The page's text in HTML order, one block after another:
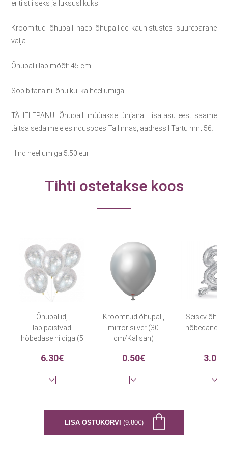
eriti stiilseks ja luksuslikuks.
Kroomitud õhupall näeb õhupallide kaunistustes suurepärane
välja.
Õhupalli läbimõõt: 45 cm.
Sobib täita nii õhu kui ka heeliumiga.
TÄHELEPANU! Õhupalli müüakse tühjana. Lisatasu eest saame
täitsa seda meie esinduspoes Tallinnas, aadressil Tartu mnt 56.
Hind heeliumiga 5.50 eur
Tihti ostetakse koos
Õhupallid,
läbipaistvad
hõbedase niidiga (5
6.30€
Kroomitud õhupall,
mirror silver (30
cm/Kalisan)
0.50€
Seisev
hõbedane
3.00€
LISA OSTUKORVI (9.80€)